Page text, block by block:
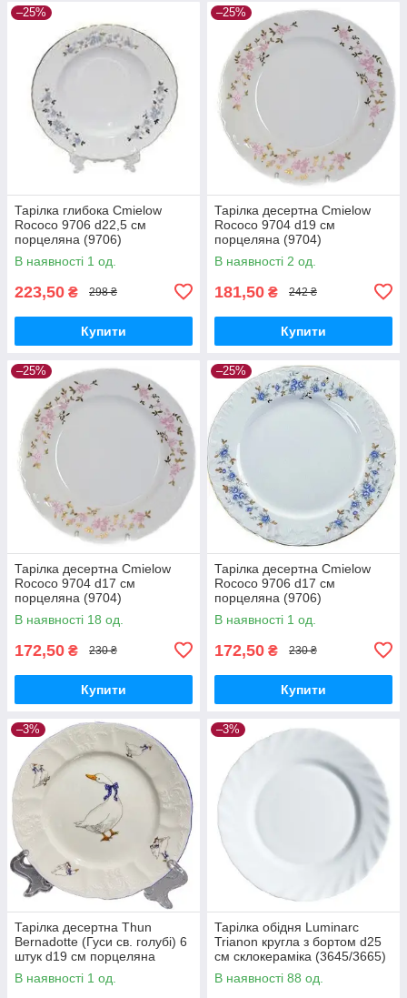
–25%
Тарілка глибока Cmielow
Rococo 9706 d22,5 см
порцеляна (9706)
В наявності 1 од.
223,50 ₴ 298 ₴
Купити
–25%
Тарілка десертна Cmielow
Rococo 9704 d19 см
порцеляна (9704)
В наявності 2 од.
181,50 ₴ 242 ₴
Купити
–25%
Тарілка десертна Cmielow
Rococo 9704 d17 см
порцеляна (9704)
В наявності 18 од.
172,50 ₴ 230 ₴
Купити
–25%
Тарілка десертна Cmielow
Rococo 9706 d17 см
порцеляна (9706)
В наявності 1 од.
172,50 ₴ 230 ₴
Купити
–3%
Тарілка десертна Thun
Bernadotte (Гуси св. голубі) 6
штук d19 см порцеляна
(5936B59)
В наявності 1 од.
–3%
Тарілка обідня Luminarc
Trianon кругла з бортом d25
см склокераміка (3645/3665)
В наявності 88 од.